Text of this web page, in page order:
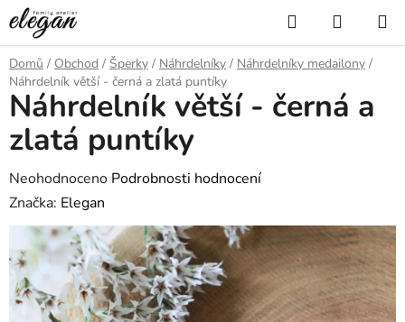
Přejít
na
obsah
Hledat
KOŠÍK
Domů / Obchod / Šperky / Náhrdelníky / Náhrdelníky medailony /
Náhrdelník větší - černá a zlatá puntíky
Náhrdelník větší - černá a
zlatá puntíky
Průměrné
hodnocení
produktu
je
0,0
z
Neohodnoceno Podrobnosti hodnocení
Značka: Elegan